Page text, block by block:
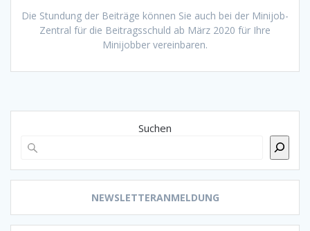
Die Stundung der Beiträge können Sie auch bei der Minijob-
Zentral für die Beitragsschuld ab März 2020 für Ihre
Minijobber vereinbaren.
Suchen
NEWSLETTERANMELDUNG